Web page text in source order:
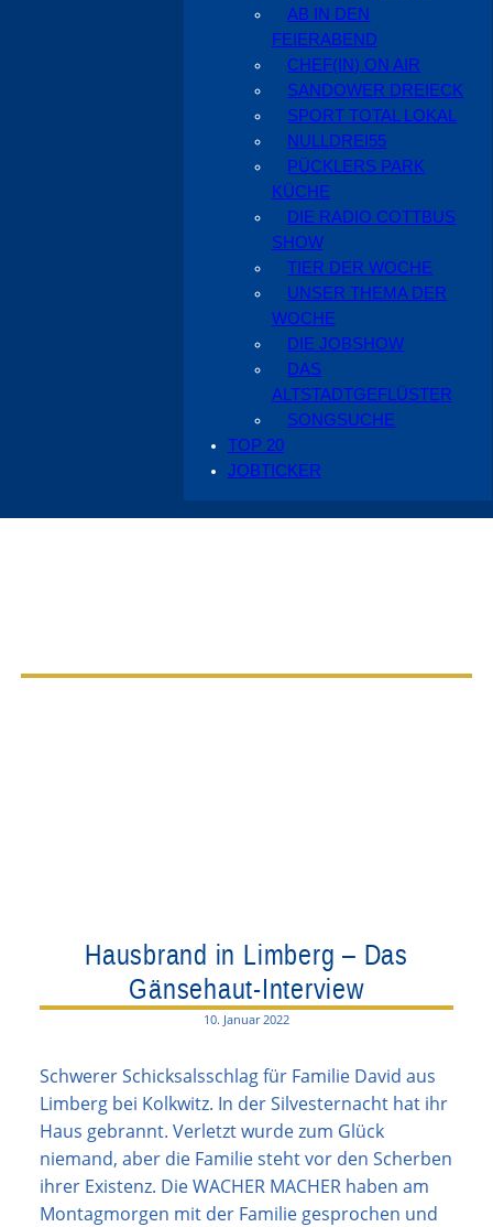
AB IN DEN
FEIERABEND
CHEF(IN) ON AIR
SANDOWER DREIECK
SPORT TOTAL LOKAL
NULLDREI55
PÜCKLERS PARK
KÜCHE
DIE RADIO COTTBUS
SHOW
TIER DER WOCHE
UNSER THEMA DER
WOCHE
DIE JOBSHOW
DAS
ALTSTADTGEFLÜSTER
SONGSUCHE
TOP 20
JOBTICKER
Hausbrand in Limberg – Das
Gänsehaut-Interview
10. Januar 2022
Schwerer Schicksalsschlag für Familie David aus
Limberg bei Kolkwitz. In der Silvesternacht hat ihr
Haus gebrannt. Verletzt wurde zum Glück
niemand, aber die Familie steht vor den Scherben
ihrer Existenz. Die WACHER MACHER haben am
Montagmorgen mit der Familie gesprochen und